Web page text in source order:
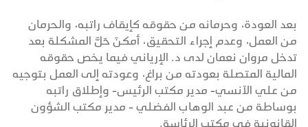
بعد العودة، وحرمانه من حقوقه كإيقاف راتبه، والحرمان
من العمل، وعدم إجراء التحقيق، أمكنَ حَلَّ المشكلة بعد
تدخل مروان نعمان لدى د. الإرياني فيما يخص حقوقه
المالية المتصلة بعودته من براغ، وعودته إلى العمل بتوجيه
من علي الآنسي- مدير مكتب الرئيس- وإطلاق راتبه
بوساطة من عبد الوهاب الفضلي - مدير مكتب الشؤون
القانونية في مكتب الرئاسة.